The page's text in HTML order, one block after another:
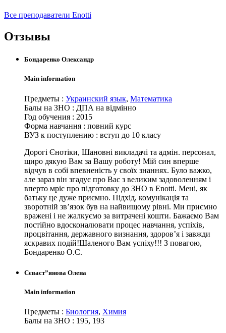
Все преподаватели Enotti
Отзывы
Бондаренко Олександр
Main information
Предметы : Украинский язык, Математика
Балы на ЗНО : ДПА на відмінно
Год обучения : 2015
Форма навчання : повний курс
ВУЗ к поступлению : вступ до 10 класу
Дорогі Єнотіки, Шановні викладачі та адмін. персонал,
щиро дякую Вам за Вашу роботу! Мій син вперше
відчув в собі впевненість у своїх знаннях. Було важко,
але зараз він згадує про Вас з великим задоволенням і
вперто мріє про підготовку до ЗНО в Enotti. Мені, як
батьку це дуже приємно. Підхід, комунікація та
зворотній зв’язок був на найвищому рівні. Ми приємно
вражені і не жалкуємо за витрачені кошти. Бажаємо Вам
постійно вдосконалювати процес навчання, успіхів,
процвітання, державного визнання, здоров’я і завжди
яскравих подій!Шаленого Вам успіху!!! З повагою,
Бондаренко О.С.
Сєваст”янова Олена
Main information
Предметы : Биология, Химия
Балы на ЗНО : 195, 193